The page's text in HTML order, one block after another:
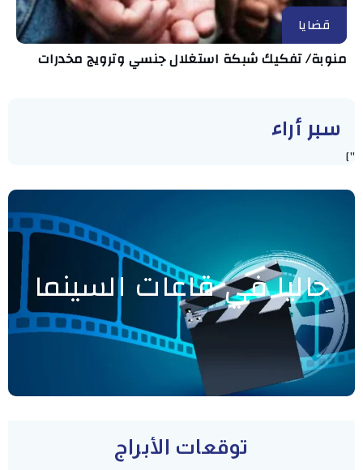
قضايا
منوبة/ تفكيك شبكة استغلال جنسي وترويج مخدرات
سبر أراء
"]
حاليا في قاعات السينما
توقعات الأبراج